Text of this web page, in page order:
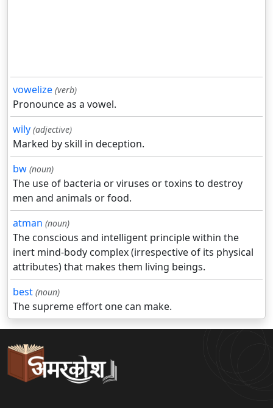
vowelize (verb)
Pronounce as a vowel.
wily (adjective)
Marked by skill in deception.
bw (noun)
The use of bacteria or viruses or toxins to destroy
men and animals or food.
atman (noun)
The conscious and intelligent principle within the
inert mind-body complex (irrespective of its physical
attributes) that makes them living beings.
best (noun)
The supreme effort one can make.